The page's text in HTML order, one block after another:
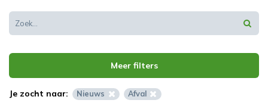
Meer filters
Je zocht naar: Nieuws Afval